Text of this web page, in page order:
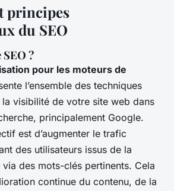
principes
du SEO
?
pour les moteurs de
l’ensemble des techniques
visibilité de votre site web dans
principalement Google.
est d’augmenter le trafic
des utilisateurs issus de la
des mots-clés pertinents. Cela
continue du contenu, de la